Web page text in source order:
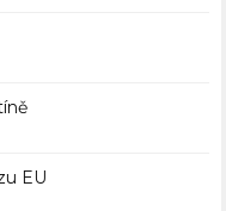
EU